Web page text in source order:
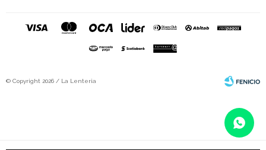
© Copyright 2026 / La Lenteria